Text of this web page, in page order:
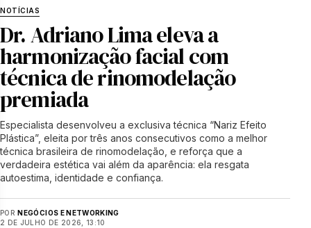
NOTÍCIAS
Dr. Adriano Lima eleva a
harmonização facial com
técnica de rinomodelação
premiada
Especialista desenvolveu a exclusiva técnica “Nariz Efeito
Plástica”, eleita por três anos consecutivos como a melhor
técnica brasileira de rinomodelação, e reforça que a
verdadeira estética vai além da aparência: ela resgata
autoestima, identidade e confiança.
POR NEGÓCIOS E NETWORKING
2 DE JULHO DE 2026, 13:10